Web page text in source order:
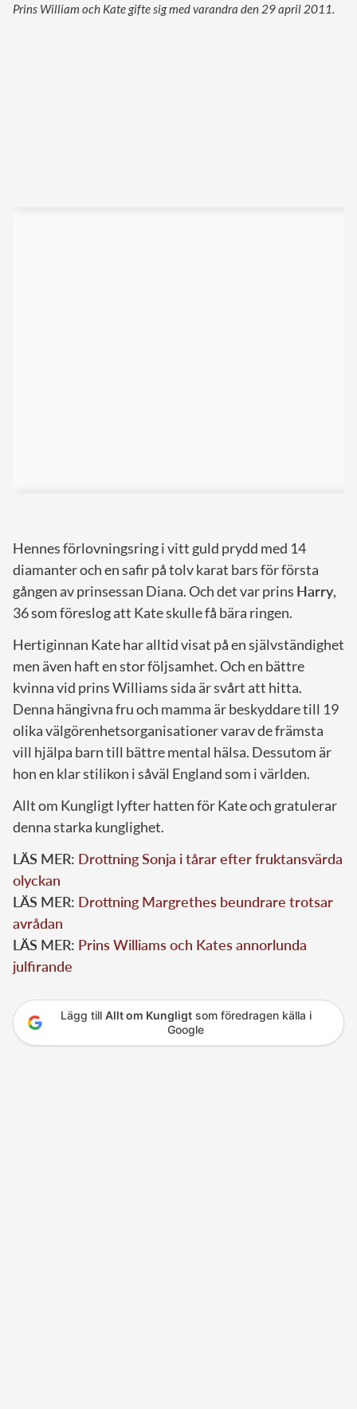
Prins William och Kate gifte sig med varandra den 29 april 2011.
Hennes förlovningsring i vitt guld prydd med 14
diamanter och en safir på tolv karat bars för första
gången av prinsessan Diana. Och det var prins Harry,
36 som föreslog att Kate skulle få bära ringen.
Hertiginnan Kate har alltid visat på en självständighet
men även haft en stor följsamhet. Och en bättre
kvinna vid prins Williams sida är svårt att hitta.
Denna hängivna fru och mamma är beskyddare till 19
olika välgörenhetsorganisationer varav de främsta
vill hjälpa barn till bättre mental hälsa. Dessutom är
hon en klar stilikon i såväl England som i världen.
Allt om Kungligt lyfter hatten för Kate och gratulerar
denna starka kunglighet.
LÄS MER: Drottning Sonja i tårar efter fruktansvärda
olyckan
LÄS MER: Drottning Margrethes beundrare trotsar
avrådan
LÄS MER: Prins Williams och Kates annorlunda
julfirande
Lägg till Allt om Kungligtsom föredragen källa i
Google